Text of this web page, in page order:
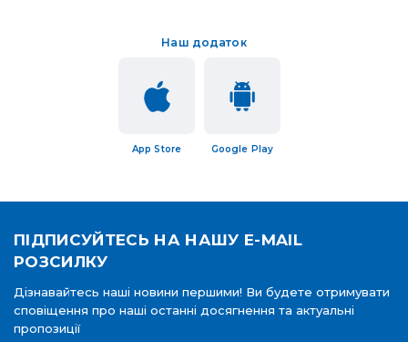
Наш додаток
App Store Google Play
ПІДПИСУЙТЕСЬ НА НАШУ E-MAIL
РОЗСИЛКУ
Дізнавайтесь наші новини першими! Ви будете отримувати
сповіщення про наші останні досягнення та актуальні
пропозиції